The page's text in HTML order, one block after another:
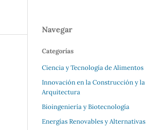
Navegar
Categorías
Ciencia y Tecnología de Alimentos
Innovación en la Construcción y la
Arquitectura
Bioingeniería y Biotecnología
Energías Renovables y Alternativas